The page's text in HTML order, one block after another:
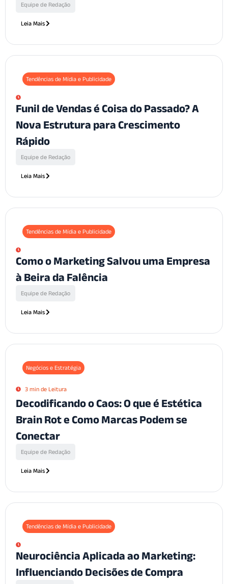
Equipe de Redação
Leia Mais
Tendências de Mídia e Publicidade
Funil de Vendas é Coisa do Passado? A
Nova Estrutura para Crescimento
Rápido
Equipe de Redação
Leia Mais
Tendências de Mídia e Publicidade
Como o Marketing Salvou uma Empresa
à Beira da Falência
Equipe de Redação
Leia Mais
Negócios e Estratégia
3 min de Leitura
Decodificando o Caos: O que é Estética
Brain Rot e Como Marcas Podem se
Conectar
Equipe de Redação
Leia Mais
Tendências de Mídia e Publicidade
Neurociência Aplicada ao Marketing:
Influenciando Decisões de Compra